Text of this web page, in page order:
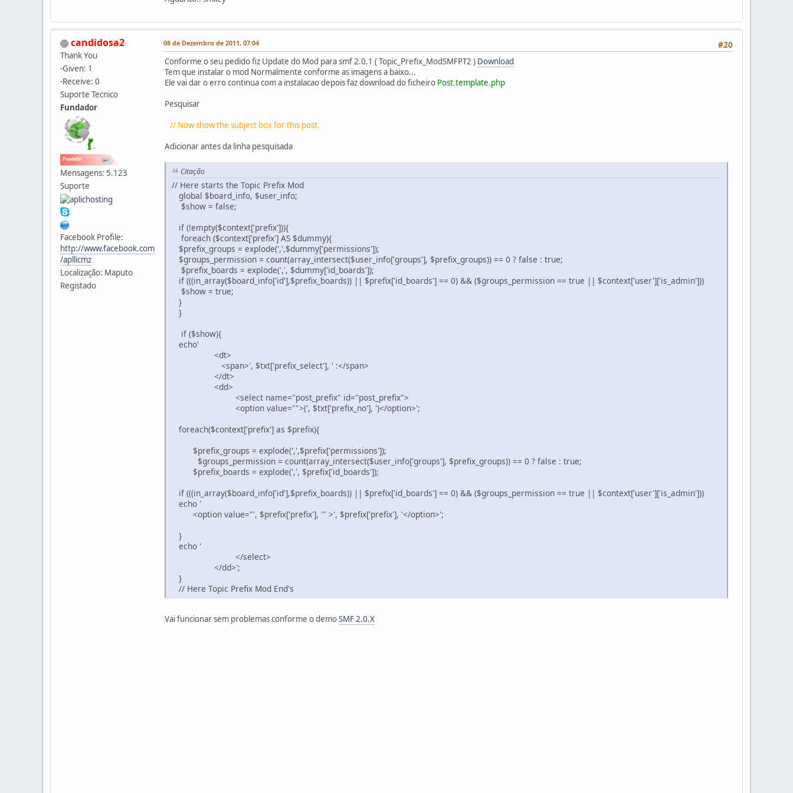
candidosa2
Thank You
-Given: 1
-Receive: 0
Suporte Tecnico
Fundador
Mensagens: 5.123
Suporte
Facebook Profile:
http://www.facebook.com
/apllicmz
Localização: Maputo
Registado
#20
08 de Dezembro de 2011, 07:04
Conforme o seu pedido fiz Update do Mod para smf 2.0.1 ( Topic_Prefix_ModSMFPT2 ) Download
Tem que instalar o mod Normalmente conforme as imagens a baixo...
Ele vai dar o erro continua com a instalacao depois faz download do ficheiro Post.template.php
Pesquisar
// Now show the subject box for this post.
Adicionar antes da linha pesquisada
Citação
// Here starts the Topic Prefix Mod
global $board_info, $user_info;
$show = false;
if (!empty($context['prefix'])){
foreach ($context['prefix'] AS $dummy){
$prefix_groups = explode(',',$dummy['permissions']);
$groups_permission = count(array_intersect($user_info['groups'], $prefix_groups)) == 0 ? false : true;
$prefix_boards = explode(',', $dummy['id_boards']);
if (((in_array($board_info['id'],$prefix_boards)) || $prefix['id_boards'] == 0) && ($groups_permission == true || $context['user']['is_admin']))
$show = true;
}
}
if ($show){
echo'
<dt>
<span>', $txt['prefix_select'], ' :</span>
</dt>
<dd>
<select name="post_prefix" id="post_prefix">
<option value="">(', $txt['prefix_no'], ')</option>';
foreach($context['prefix'] as $prefix){
$prefix_groups = explode(',',$prefix['permissions']);
$groups_permission = count(array_intersect($user_info['groups'], $prefix_groups)) == 0 ? false : true;
$prefix_boards = explode(',', $prefix['id_boards']);
if (((in_array($board_info['id'],$prefix_boards)) || $prefix['id_boards'] == 0) && ($groups_permission == true || $context['user']['is_admin']))
echo '
<option value="', $prefix['prefix'], '" >', $prefix['prefix'], '</option>';
}
echo '
</select>
</dd>';
}
// Here Topic Prefix Mod End's
Vai funcionar sem problemas conforme o demoSMF 2.0.X